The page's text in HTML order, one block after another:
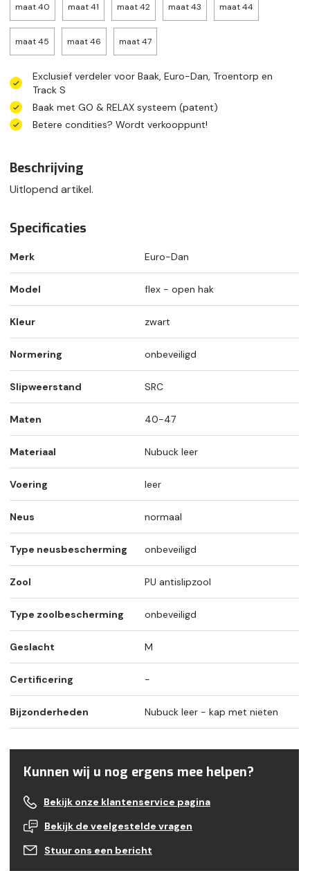
maat 40 maat 41 maat 42 maat 43 maat 44
maat 45 maat 46 maat 47
Exclusief verdeler voor Baak, Euro-Dan, Troentorp en
Track S
Baak met GO & RELAX systeem (patent)
Betere condities? Wordt verkooppunt!
Beschrijving
Uitlopend artikel.
Specificaties
Merk Euro-Dan
Model flex - open hak
Kleur zwart
Normering onbeveiligd
Slipweerstand SRC
Maten 40-47
Materiaal Nubuck leer
Voering leer
Neus normaal
Type neusbescherming onbeveiligd
Zool PU antislipzool
Type zoolbescherming onbeveiligd
Geslacht M
Certificering -
Bijzonderheden Nubuck leer - kap met nieten
Kunnen wij u nog ergens mee helpen?
Bekijk onze klantenservice pagina
Bekijk de veelgestelde vragen
Stuur ons een bericht